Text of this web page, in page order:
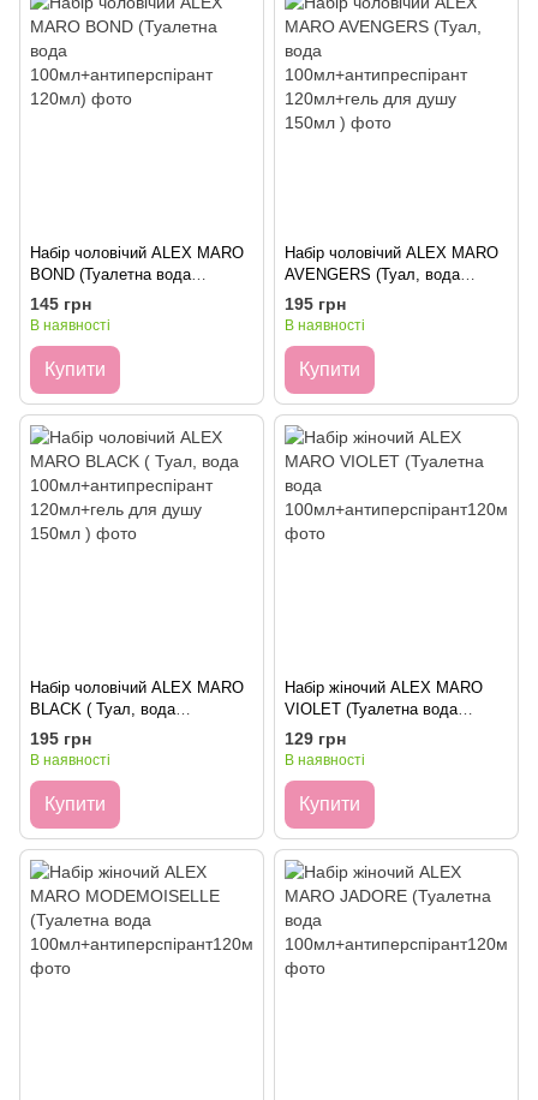
Набір чоловічий ALEX MARO
BOND (Туалетна вода
100мл+антиперспірант 120мл)
145 грн
В наявності
Купити
Набір чоловічий ALEX MARO
AVENGERS (Туал, вода
100мл+антипреспірант
120мл+гель для душу 150мл )
195 грн
В наявності
Купити
Набір чоловічий ALEX MARO
BLACK ( Туал, вода
100мл+антипреспірант
120мл+гель для душу 150мл )
195 грн
В наявності
Купити
Набір жіночий ALEX MARO
VIOLET (Туалетна вода
100мл+антиперспірант120мл)
129 грн
В наявності
Купити